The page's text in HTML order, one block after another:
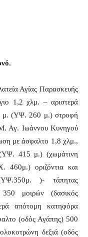
Αγίας Παρασκευής
1,2 χλμ. – αριστερά
μ. (ΥΨ. 260 μ.) στροφή
Αγ. Ιωάννου Κυνηγού
με άσφαλτο 1,8 χλμ.,
415 μ.) (χωμάτινη
οριζόντια και
)- τάπητας
μοιρών (δασικός
απότομη κατηφόρα
(οδός Αγάπης) 500
δεξιά (οδός